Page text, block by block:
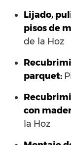
Lijado,
pisos de
de la Hoz
parquet:
con
la Hoz